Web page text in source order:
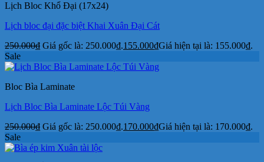
Lịch Bloc Khổ Đại (17x24)
Lịch bloc đại đặc biệt Khai Xuân Đại Cát
250.000₫ Giá gốc là: 250.000₫.155.000₫Giá hiện tại là: 155.000₫.
Sale
Bloc Bìa Laminate
Lịch Bloc Bìa Laminate Lộc Túi Vàng
250.000₫ Giá gốc là: 250.000₫.170.000₫Giá hiện tại là: 170.000₫.
Sale